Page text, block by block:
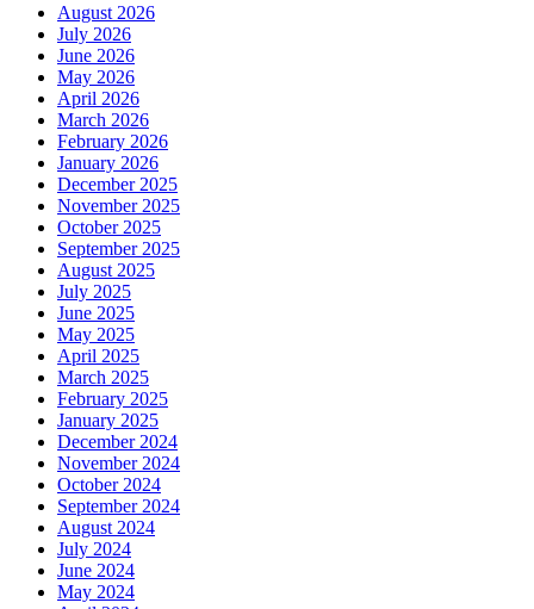
August 2026
July 2026
June 2026
May 2026
April 2026
March 2026
February 2026
January 2026
December 2025
November 2025
October 2025
September 2025
August 2025
July 2025
June 2025
May 2025
April 2025
March 2025
February 2025
January 2025
December 2024
November 2024
October 2024
September 2024
August 2024
July 2024
June 2024
May 2024